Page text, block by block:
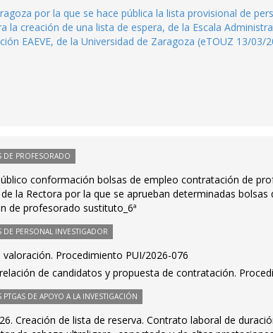
por la que se hace pública la lista provisional de
la creación de una lista de espera, de la Escala
EAEVE, de la Universidad de Zaragoza (eTOUZ 13/03/
DE PROFESORADO
conformación bolsas de empleo contratación de
la Rectora por la que se aprueban determinadas bolsas
de profesorado sustituto_6ª
DE PERSONAL INVESTIGADOR
valoración. Procedimiento PUI/2026-076
de candidatos y propuesta de contratación.
DE APOYO A LA INVESTIGACIÓN
Creación de lista de reserva. Contrato laboral de